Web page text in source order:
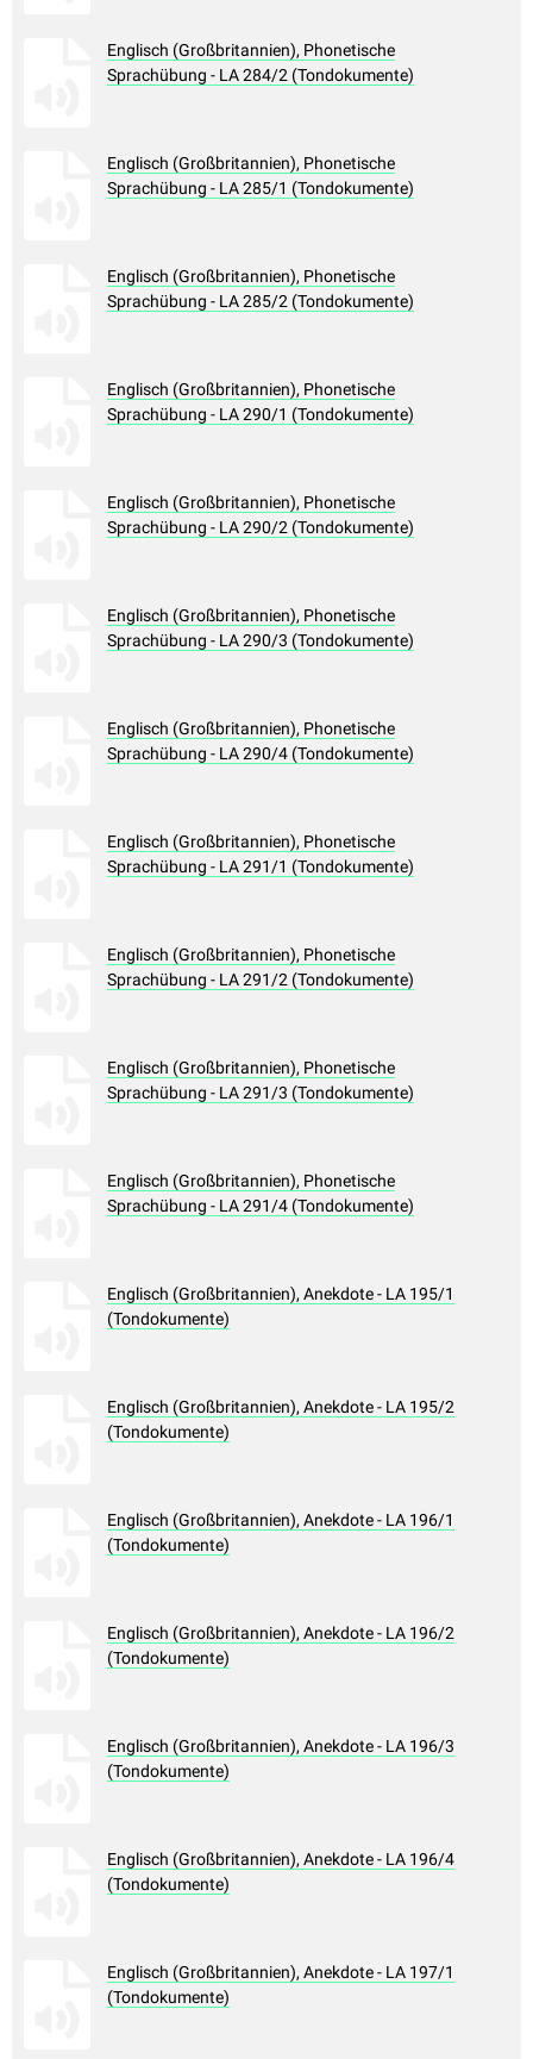
Englisch (Großbritannien), Phonetische
Sprachübung - LA 284/2 (Tondokumente)
Englisch (Großbritannien), Phonetische
Sprachübung - LA 285/1 (Tondokumente)
Englisch (Großbritannien), Phonetische
Sprachübung - LA 285/2 (Tondokumente)
Englisch (Großbritannien), Phonetische
Sprachübung - LA 290/1 (Tondokumente)
Englisch (Großbritannien), Phonetische
Sprachübung - LA 290/2 (Tondokumente)
Englisch (Großbritannien), Phonetische
Sprachübung - LA 290/3 (Tondokumente)
Englisch (Großbritannien), Phonetische
Sprachübung - LA 290/4 (Tondokumente)
Englisch (Großbritannien), Phonetische
Sprachübung - LA 291/1 (Tondokumente)
Englisch (Großbritannien), Phonetische
Sprachübung - LA 291/2 (Tondokumente)
Englisch (Großbritannien), Phonetische
Sprachübung - LA 291/3 (Tondokumente)
Englisch (Großbritannien), Phonetische
Sprachübung - LA 291/4 (Tondokumente)
Englisch (Großbritannien), Anekdote - LA 195/1
(Tondokumente)
Englisch (Großbritannien), Anekdote - LA 195/2
(Tondokumente)
Englisch (Großbritannien), Anekdote - LA 196/1
(Tondokumente)
Englisch (Großbritannien), Anekdote - LA 196/2
(Tondokumente)
Englisch (Großbritannien), Anekdote - LA 196/3
(Tondokumente)
Englisch (Großbritannien), Anekdote - LA 196/4
(Tondokumente)
Englisch (Großbritannien), Anekdote - LA 197/1
(Tondokumente)